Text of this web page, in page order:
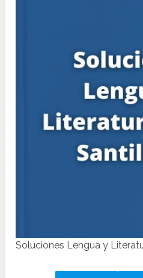
Soluciones Lengua y